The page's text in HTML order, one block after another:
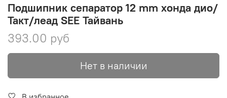
Подшипник сепаратор 12 mm хонда дио/
Такт/леад SEE Тайвань
393.00 руб
Нет в наличии